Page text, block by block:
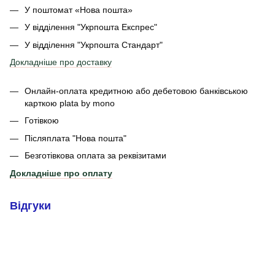
У поштомат «Нова пошта»
У відділення "Укрпошта Експрес"
У відділення "Укрпошта Стандарт"
Докладніше про доставку
Онлайн-оплата кредитною або дебетовою банківською
карткою plata by mono
Готівкою
Післяплата "Нова пошта"
Безготівкова оплата за реквізитами
Докладніше про оплату
Відгуки